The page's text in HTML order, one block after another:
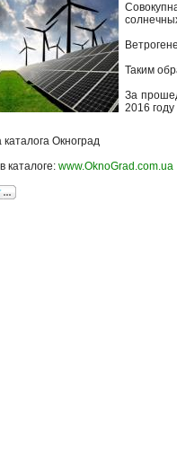
Таким
За
2016
Окноград
каталоге: www.OknoGrad.com.ua